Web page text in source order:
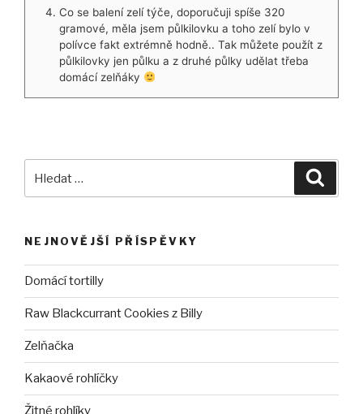
Co se balení zelí týče, doporučuji spíše 320
gramové, měla jsem půlkilovku a toho zelí bylo v
polívce fakt extrémně hodně.. Tak můžete použít z
půlkilovky jen půlku a z druhé půlky udělat třeba
domácí zelňáky
NEJNOVĚJŠÍ PŘÍSPĚVKY
Domácí tortilly
Raw Blackcurrant Cookies z Billy
Zelňačka
Kakaové rohlíčky
Žitné rohlíky